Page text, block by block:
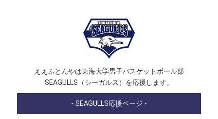
ええふとんやは東海大学男子バスケットボール部
SEAGULLS（シーガルス）を応援します。
- SEAGULLS応援ページ -